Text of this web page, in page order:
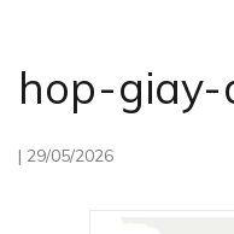
hop-
| 29/05/2026